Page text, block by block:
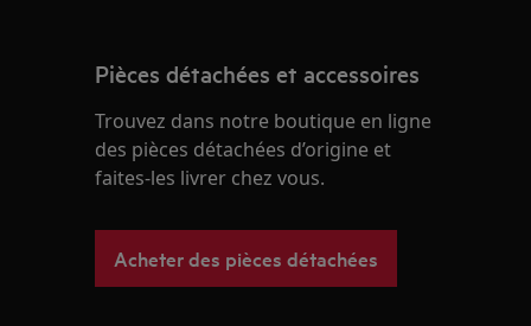
Pièces détachées et accessoires
Trouvez dans notre boutique en ligne
des pièces détachées d’origine et
faites-les livrer chez vous.
Acheter des pièces détachées